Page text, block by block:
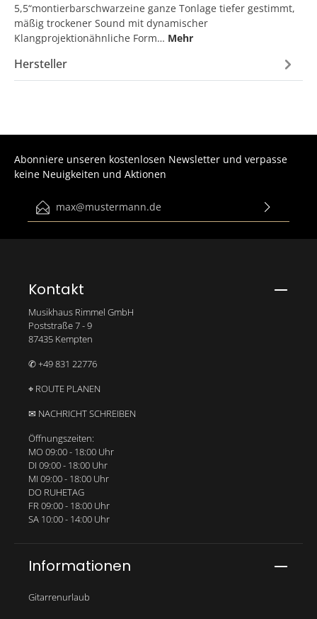
5,5“montierbarschwarzeine ganze Tonlage tiefer gestimmt,
mäßig trockener Sound mit dynamischer
Klangprojektionähnliche Form… Mehr
Hersteller
Abonniere unseren kostenlosen Newsletter und verpasse
keine Neuigkeiten und Aktionen
E-Mail-Adresse*
Kontakt
Musikhaus Rimmel GmbH
Poststraße 7 - 9
87435 Kempten
✆ +49 831 22776
⌖ ROUTE PLANEN
✉ NACHRICHT SCHREIBEN
Öffnungszeiten:
MO 09:00 - 18:00 Uhr
DI 09:00 - 18:00 Uhr
MI 09:00 - 18:00 Uhr
DO RUHETAG
FR 09:00 - 18:00 Uhr
SA 10:00 - 14:00 Uhr
Informationen
Gitarrenurlaub